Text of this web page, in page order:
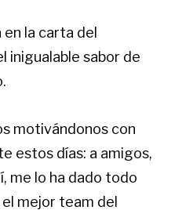
la carta del
inigualable sabor de
motivándonos con
estos días: a amigos,
me lo ha dado todo
mejor team del